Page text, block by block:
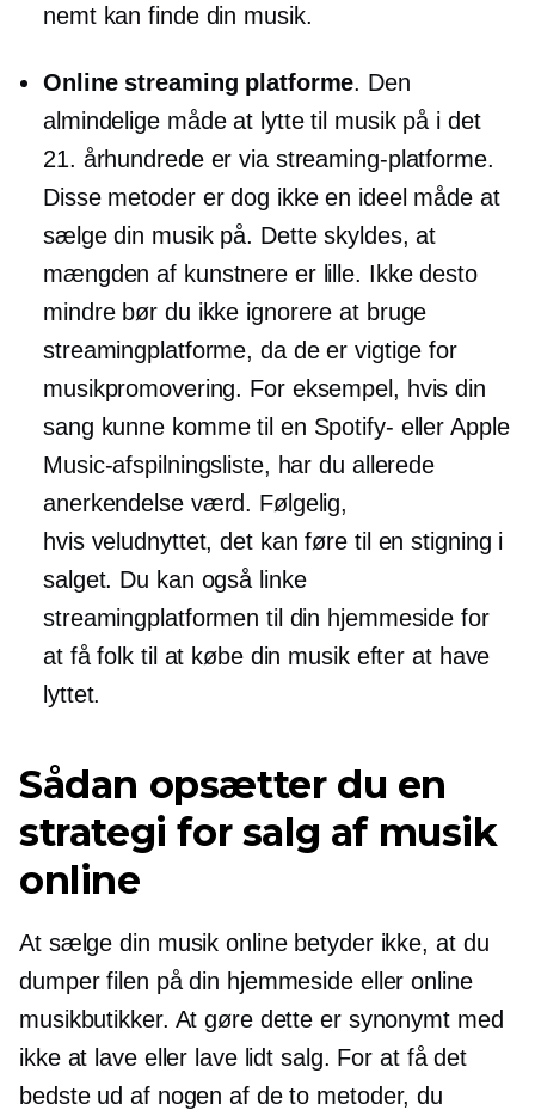
nemt kan finde din musik.
Online streaming platforme. Den
almindelige måde at lytte til musik på i det
21. århundrede er via streaming-platforme.
Disse metoder er dog ikke en ideel måde at
sælge din musik på. Dette skyldes, at
mængden af ​​kunstnere er lille. Ikke desto
mindre bør du ikke ignorere at bruge
streamingplatforme, da de er vigtige for
musikpromovering. For eksempel, hvis din
sang kunne komme til en Spotify- eller Apple
Music-afspilningsliste, har du allerede
anerkendelse værd. Følgelig,
hvis veludnyttet, det kan føre til en stigning i
salget. Du kan også linke
streamingplatformen til din hjemmeside for
at få folk til at købe din musik efter at have
lyttet.
Sådan opsætter du en
strategi for salg af musik
online
At sælge din musik online betyder ikke, at du
dumper filen på din hjemmeside eller online
musikbutikker. At gøre dette er synonymt med
ikke at lave eller lave lidt salg. For at få det
bedste ud af nogen af ​​de to metoder, du